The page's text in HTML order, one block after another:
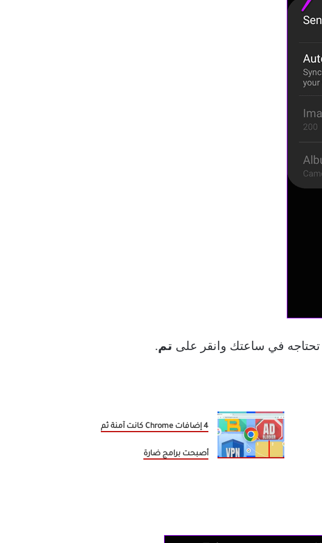
تحتاجه في ساعتك وانقر على تم.
4 إضافات Chrome كانت آمنة ثم
أصبحت برامج ضارة